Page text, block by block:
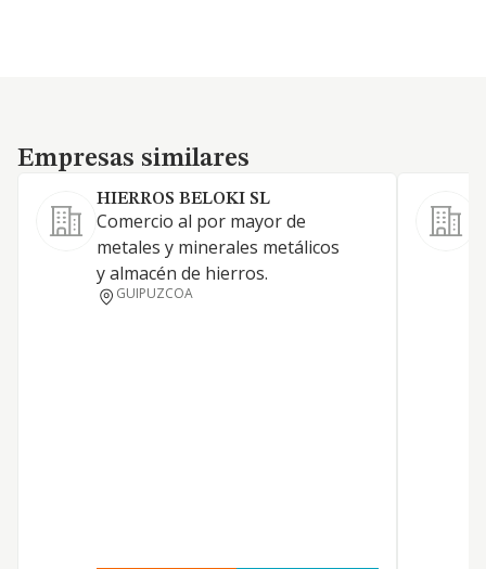
Empresas similares
Empresas similares
HIERROS BELOKI SL
Comercio al por mayor de
metales y minerales metálicos
y almacén de hierros.
GUIPUZCOA